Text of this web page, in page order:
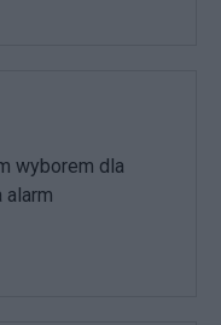
wyborem dla
alarm